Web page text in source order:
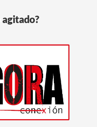
agitado?